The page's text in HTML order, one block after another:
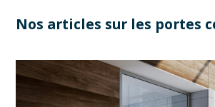
Nos articles sur les portes